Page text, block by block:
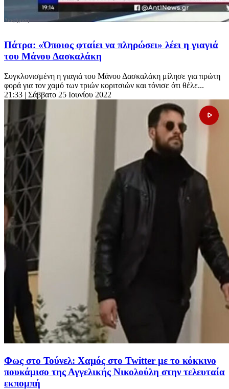
Πάτρα: «Όποιος φταίει να πληρώσει» λέει η γιαγιά
του Μάνου Δασκαλάκη
Συγκλονισμένη η γιαγιά του Μάνου Δασκαλάκη μίλησε για πρώτη
φορά για τον χαμό των τριών κοριτσιών και τόνισε ότι θέλε...
21:33 | Σάββατο 25 Ιουνίου 2022
Φως στο Τούνελ: Χαμός στο Twitter με το κόκκινο
πουκάμισο της Αγγελικής Νικολούλη στην τελευταία
εκπομπή